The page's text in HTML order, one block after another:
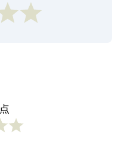
点